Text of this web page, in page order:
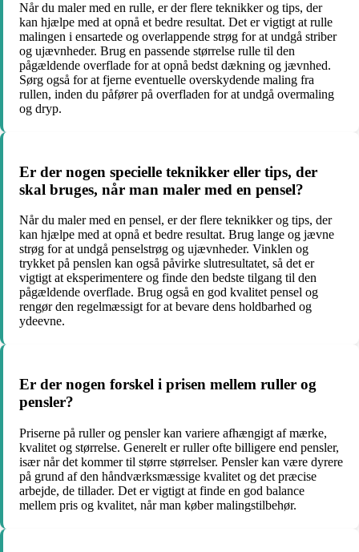
Når du maler med en rulle, er der flere teknikker og tips, der
kan hjælpe med at opnå et bedre resultat. Det er vigtigt at rulle
malingen i ensartede og overlappende strøg for at undgå striber
og ujævnheder. Brug en passende størrelse rulle til den
pågældende overflade for at opnå bedst dækning og jævnhed.
Sørg også for at fjerne eventuelle overskydende maling fra
rullen, inden du påfører på overfladen for at undgå overmaling
og dryp.
Er der nogen specielle teknikker eller tips, der
skal bruges, når man maler med en pensel?
Når du maler med en pensel, er der flere teknikker og tips, der
kan hjælpe med at opnå et bedre resultat. Brug lange og jævne
strøg for at undgå penselstrøg og ujævnheder. Vinklen og
trykket på penslen kan også påvirke slutresultatet, så det er
vigtigt at eksperimentere og finde den bedste tilgang til den
pågældende overflade. Brug også en god kvalitet pensel og
rengør den regelmæssigt for at bevare dens holdbarhed og
ydeevne.
Er der nogen forskel i prisen mellem ruller og
pensler?
Priserne på ruller og pensler kan variere afhængigt af mærke,
kvalitet og størrelse. Generelt er ruller ofte billigere end pensler,
især når det kommer til større størrelser. Pensler kan være dyrere
på grund af den håndværksmæssige kvalitet og det præcise
arbejde, de tillader. Det er vigtigt at finde en god balance
mellem pris og kvalitet, når man køber malingstilbehør.